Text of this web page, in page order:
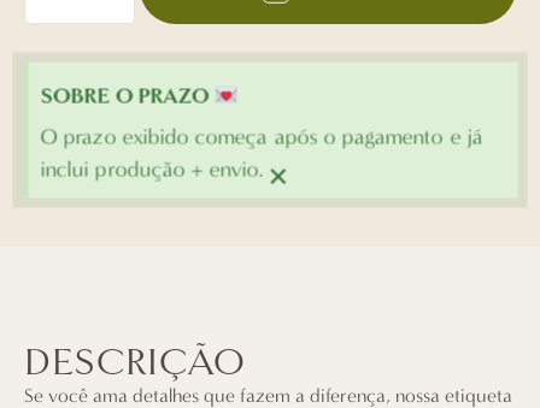
SOBRE O PRAZO
O prazo exibido começa após o pagamento e já
inclui produção + envio. ×
DESCRIÇÃO
Se você ama detalhes que fazem a diferença, nossa etiqueta